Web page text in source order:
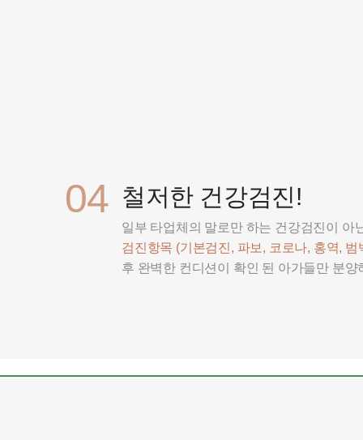
04 철저한 건강검진!
일부 타업체의 말로만 하는 건강검진이 아
검진항목 (기본검진, 파보, 코로나, 홍역, 범
후 완벽한 컨디션이 확인 된 아가들만 분양